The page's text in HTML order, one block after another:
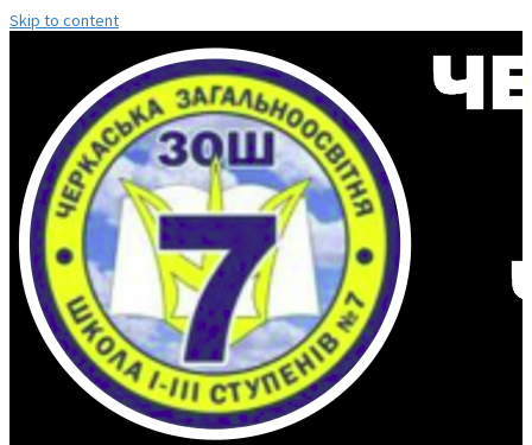
Skip to content